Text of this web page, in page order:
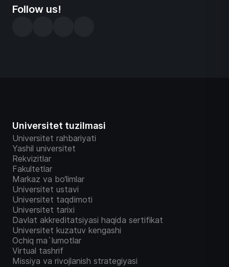
Follow us!
Universitet tuzilmasi
Universitet rahbariyati
Yashil universitet
Rekvizitlar
Fakultetlar
Markaz va bo‘limlar
Universitet ustavi
Universitet taqdimoti
Universitet tarixi
Davlat akkreditatsiyasi haqida sertifikat
Universitet kuzatuv kengashi
Ochiq ma`lumotlar
Virtual tashrif
Missiya va rivojlanish strategiyasi